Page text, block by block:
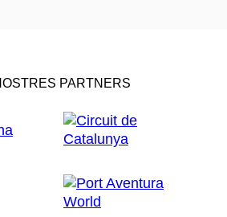
PARTNERS